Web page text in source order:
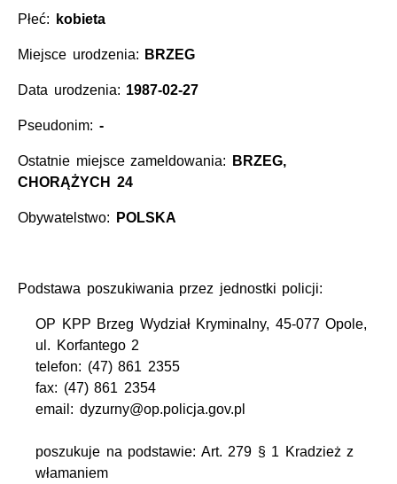
Płeć: kobieta
Miejsce urodzenia: BRZEG
Data urodzenia: 1987-02-27
Pseudonim: -
Ostatnie miejsce zameldowania:
BRZEG,
CHORĄŻYCH 24
Obywatelstwo: POLSKA
Podstawa poszukiwania przez jednostki policji:
OP KPP Brzeg Wydział Kryminalny, 45-077 Opole,
ul. Korfantego 2
telefon: (47) 861 2355
fax: (47) 861 2354
email: dyzurny@op.policja.gov.pl
poszukuje na podstawie: Art. 279 § 1 Kradzież z
włamaniem